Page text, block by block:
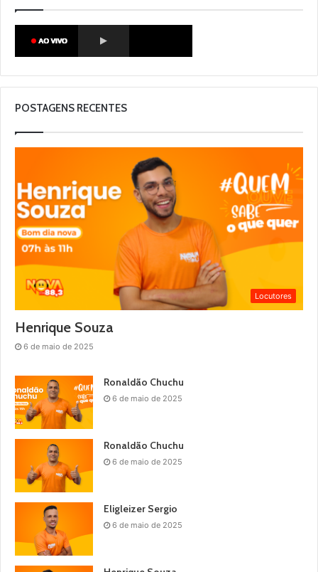
POSTAGENS RECENTES
Locutores
Henrique Souza
6 de maio de 2025
Ronaldão Chuchu
6 de maio de 2025
Ronaldão Chuchu
6 de maio de 2025
Eligleizer Sergio
6 de maio de 2025